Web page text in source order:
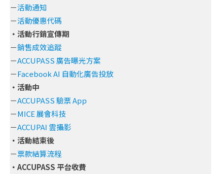
－活動通知
－活動優惠代碼
・活動行銷宣傳期
－銷售成效追蹤
－ACCUPASS 廣告曝光方案
－Facebook AI 自動化廣告投放
・活動中
－ACCUPASS 驗票 App
－MICE 展會科技
－ACCUPAI 雲攝影
・活動結束後
－票款結算流程
・ACCUPASS 平台收費